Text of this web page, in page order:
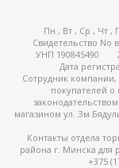
Пн , Вт , Ср , Чт ,
Свидетельство No
УНП 190845490
Дата
Сотрудник
покупателей
магазином ул.
Контакты отдела
района г. Минска
+375